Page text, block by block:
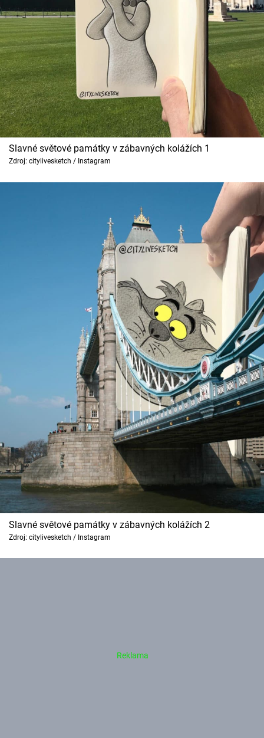
Cool Esport
Pořady
TV Program
Sledujte prima+
Přihlášení
Slavné světové památky v zábavných kolážích 1
Zdroj: citylivesketch / Instagram
Slavné světové památky v zábavných kolážích 2
Zdroj: citylivesketch / Instagram